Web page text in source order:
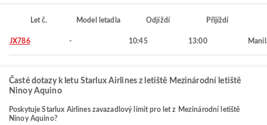
Let č. Model letadla Odjíždí Přijíždí
JX786 - 10:45 13:00
Časté dotazy k letu Starlux Airlines z letiště Mezinárodní letiště
Ninoy Aquino
Poskytuje Starlux Airlines zavazadlový limit pro let z Mezinárodní letiště
Ninoy Aquino?